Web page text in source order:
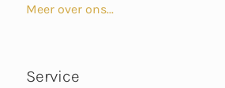
Meer over ons...
Service